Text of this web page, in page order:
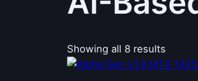
Showing all 8 results